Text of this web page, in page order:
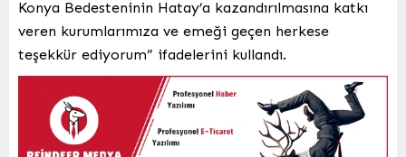
Konya Bedesteninin Hatay’a kazandırılmasına katkı
veren kurumlarımıza ve emeği geçen herkese
teşekkür ediyorum” ifadelerini kullandı.